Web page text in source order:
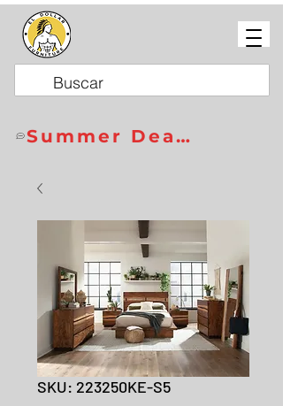
Summer Deals
SKU: 223250KE-S5